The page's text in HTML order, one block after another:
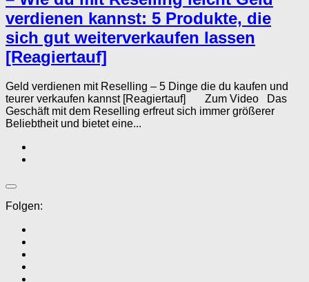
verdienen kannst: 5 Produkte, die
sich gut weiterverkaufen lassen
[Reagiertauf]
Geld verdienen mit Reselling – 5 Dinge die du kaufen und
teurer verkaufen kannst [Reagiertauf] Zum Video Das
Geschäft mit dem Reselling erfreut sich immer größerer
Beliebtheit und bietet eine...
Folgen: